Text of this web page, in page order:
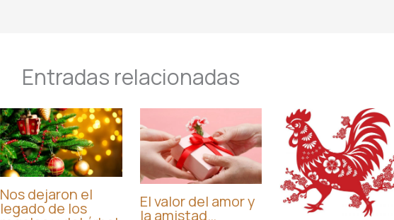
Entradas relacionadas
Nos dejaron el
legado de los El valor del amor y
la amistad…